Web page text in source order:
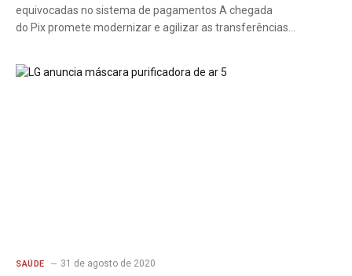
equivocadas no sistema de pagamentos A chegada
do Pix promete modernizar e agilizar as transferências…
SAÚDE 31 de agosto de 2020